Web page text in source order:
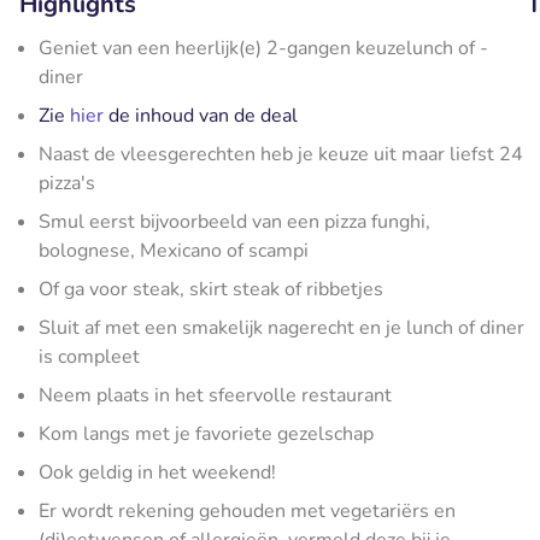
Geniet van een heerlijk(e) 2-gangen keuzelunch of -
diner
Zie hierde inhoud van de deal
Naast de vleesgerechten heb je keuze uit maar liefst 24
pizza's
Smul eerst bijvoorbeeld van een pizza funghi,
bolognese, Mexicano of scampi
Of ga voor steak, skirt steak of ribbetjes
Sluit af met een smakelijk nagerecht en je lunch of diner
is compleet
Neem plaats in het sfeervolle restaurant
Kom langs met je favoriete gezelschap
Ook geldig in het weekend!
Er wordt rekening gehouden met vegetariërs en